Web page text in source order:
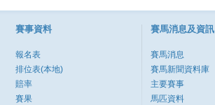
賽事資料
報名表
排位表(本地)
賠率
賽果
賽馬消息及資訊
賽馬消息
賽馬新聞資料庫
主要賽事
馬匹資料